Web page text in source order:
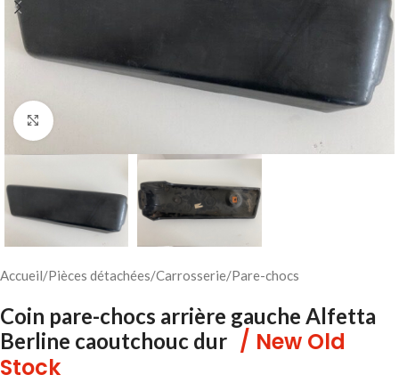
Cliquez pour agrandir
Accueil/Pièces détachées/Carrosserie/Pare-chocs
Coin pare-chocs arrière gauche Alfetta
Berline caoutchouc dur / New Old
Stock